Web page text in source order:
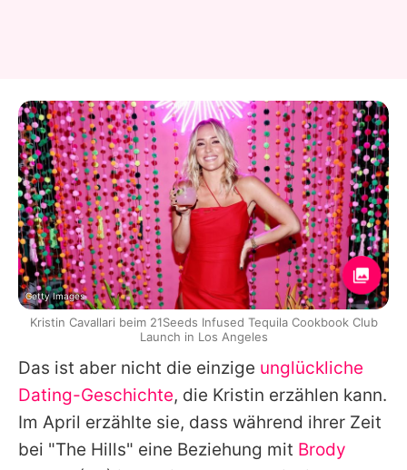
Das ist aber nicht die einzige unglückliche
Dating-Geschichte, die Kristin erzählen kann.
Im April erzählte sie, dass während ihrer Zeit
bei "The Hills" eine Beziehung mit Brody
Getty Images
Kristin Cavallari beim 21Seeds Infused Tequila Cookbook Club
Launch in Los Angeles